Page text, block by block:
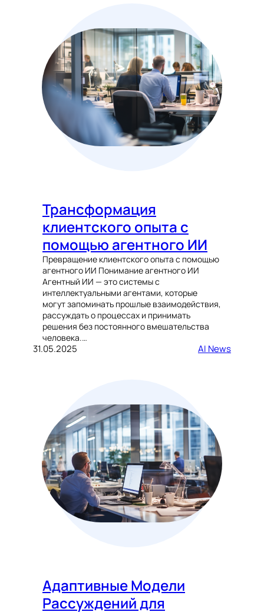
Трансформация
клиентского опыта с
помощью агентного ИИ
Превращение клиентского опыта с помощью
агентного ИИ Понимание агентного ИИ
Агентный ИИ — это системы с
интеллектуальными агентами, которые
могут запоминать прошлые взаимодействия,
рассуждать о процессах и принимать
решения без постоянного вмешательства
человека.…
31.05.2025 AI News
Адаптивные Модели
Рассуждений для